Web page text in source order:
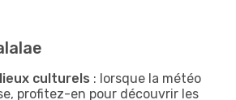
culturels : lorsque la météo
profitez-en pour découvrir les